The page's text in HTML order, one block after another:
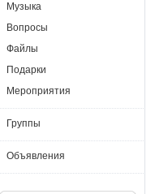
Музыка
Вопросы
Файлы
Подарки
Мероприятия
Группы
Объявления